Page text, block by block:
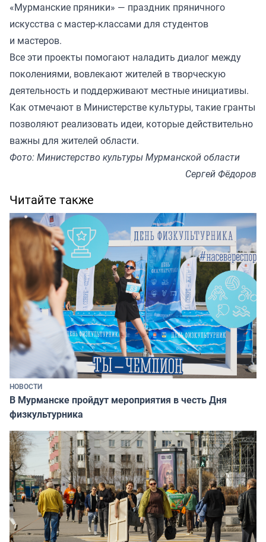
«Мурманские пряники» — праздник пряничного
искусства с мастер-классами для студентов
и мастеров.
Все эти проекты помогают наладить диалог между
поколениями, вовлекают жителей в творческую
деятельность и поддерживают местные инициативы.
Как отмечают в Министерстве культуры, такие гранты
позволяют реализовать идеи, которые действительно
важны для жителей области.
Фото: Министерство культуры Мурманской области
Сергей Фёдоров
Читайте также
НОВОСТИ
В Мурманске пройдут мероприятия в честь Дня
физкультурника